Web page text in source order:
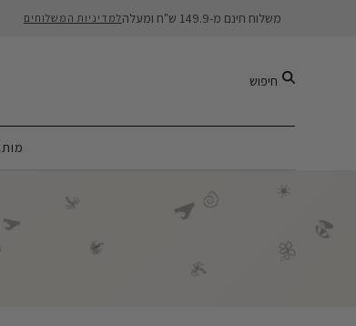
משלוח חינם מ-149.9 ש"ח ומעלה למדיניות המשלוחים
חיפוש
🌊
🌴
🐚
🌺
🌴
🌊
☀️
🌴
🏖️
🌴